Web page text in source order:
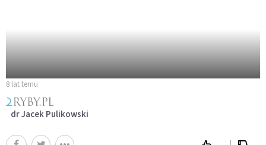
8 lat temu
dr Jacek Pulikowski